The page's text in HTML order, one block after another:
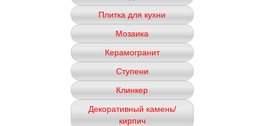
Плитка для кухни
Мозаика
Керамогранит
Ступени
Клинкер
Декоративный камень/
кирпич